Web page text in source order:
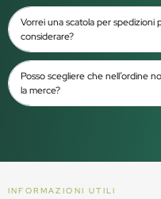
Vorrei una scatola per spedizioni
considerare?
Posso scegliere che nell’ordine
la merce?
INFORMAZIONI UTILI